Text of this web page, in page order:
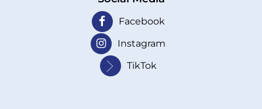
Facebook
Instagram
TikTok